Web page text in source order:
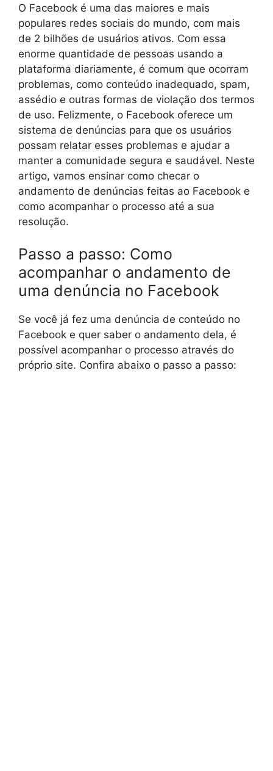
O Facebook é uma das maiores e mais
populares redes sociais do mundo, com mais
de 2 bilhões de usuários ativos. Com essa
enorme quantidade de pessoas usando a
plataforma diariamente, é comum que ocorram
problemas, como conteúdo inadequado, spam,
assédio e outras formas de violação dos termos
de uso. Felizmente, o Facebook oferece um
sistema de denúncias para que os usuários
possam relatar esses problemas e ajudar a
manter a comunidade segura e saudável. Neste
artigo, vamos ensinar como checar o
andamento de denúncias feitas ao Facebook e
como acompanhar o processo até a sua
resolução.
Passo a passo: Como
acompanhar o andamento de
uma denúncia no Facebook
Se você já fez uma denúncia de conteúdo no
Facebook e quer saber o andamento dela, é
possível acompanhar o processo através do
próprio site. Confira abaixo o passo a passo: